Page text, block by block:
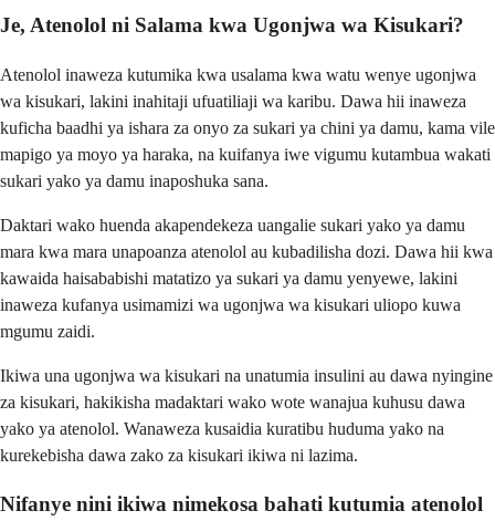
Je, Atenolol ni Salama kwa Ugonjwa wa Kisukari?
Atenolol inaweza kutumika kwa usalama kwa watu wenye ugonjwa
wa kisukari, lakini inahitaji ufuatiliaji wa karibu. Dawa hii inaweza
kuficha baadhi ya ishara za onyo za sukari ya chini ya damu, kama vile
mapigo ya moyo ya haraka, na kuifanya iwe vigumu kutambua wakati
sukari yako ya damu inaposhuka sana.
Daktari wako huenda akapendekeza uangalie sukari yako ya damu
mara kwa mara unapoanza atenolol au kubadilisha dozi. Dawa hii kwa
kawaida haisababishi matatizo ya sukari ya damu yenyewe, lakini
inaweza kufanya usimamizi wa ugonjwa wa kisukari uliopo kuwa
mgumu zaidi.
Ikiwa una ugonjwa wa kisukari na unatumia insulini au dawa nyingine
za kisukari, hakikisha madaktari wako wote wanajua kuhusu dawa
yako ya atenolol. Wanaweza kusaidia kuratibu huduma yako na
kurekebisha dawa zako za kisukari ikiwa ni lazima.
Nifanye nini ikiwa nimekosa bahati kutumia atenolol